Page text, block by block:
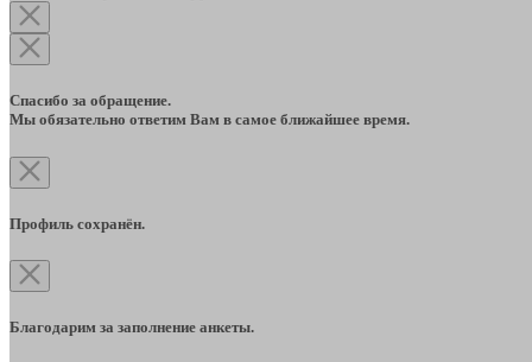
Спасибо за обращение.
Мы обязательно ответим Вам в самое ближайшее время.
Профиль сохранён.
Благодарим за заполнение анкеты.